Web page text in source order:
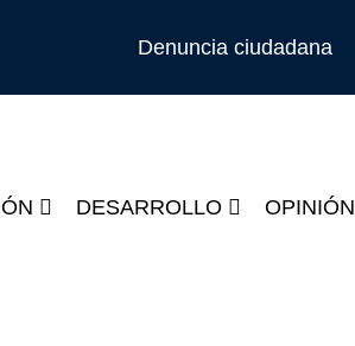
Denuncia ciudadana
DESARROLLO OPINIÓN